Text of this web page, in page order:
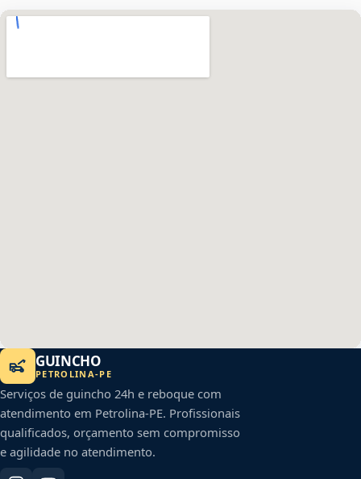
GUINCHO
PETROLINA-PE
Serviços de guincho 24h e reboque com
atendimento em Petrolina-PE. Profissionais
qualificados, orçamento sem compromisso
e agilidade no atendimento.